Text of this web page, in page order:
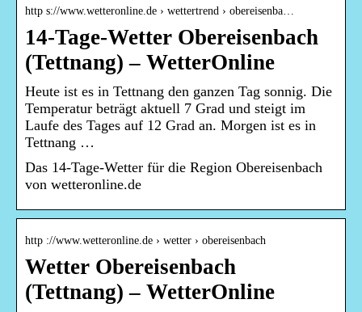
http s://www.wetteronline.de › wettertrend › obereisenba…
14-Tage-Wetter Obereisenbach
(Tettnang) – WetterOnline
Heute ist es in Tettnang den ganzen Tag sonnig. Die
Temperatur beträgt aktuell 7 Grad und steigt im
Laufe des Tages auf 12 Grad an. Morgen ist es in
Tettnang …
Das 14-Tage-Wetter für die Region Obereisenbach
von wetteronline.de
http ://www.wetteronline.de › wetter › obereisenbach
Wetter Obereisenbach
(Tettnang) – WetterOnline